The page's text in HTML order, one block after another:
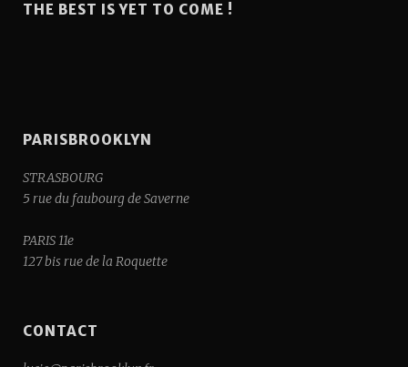
THE BEST IS YET TO COME !
PARISBROOKLYN
STRASBOURG
5 rue du faubourg de Saverne
PARIS 11e
127 bis rue de la Roquette
CONTACT